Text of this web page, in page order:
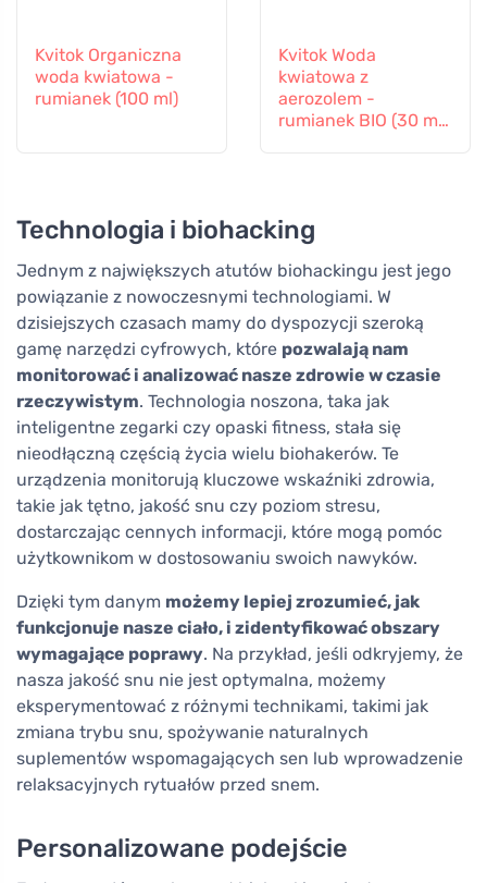
Kvitok Organiczna
woda kwiatowa -
rumianek (100 ml)
Kvitok Woda
kwiatowa z
aerozolem -
rumianek BIO (30 ml)
Technologia i biohacking
Jednym z największych atutów biohackingu jest jego
powiązanie z nowoczesnymi technologiami. W
dzisiejszych czasach mamy do dyspozycji szeroką
gamę narzędzi cyfrowych, które pozwalają nam
monitorować i analizować nasze zdrowie w czasie
rzeczywistym. Technologia noszona, taka jak
inteligentne zegarki czy opaski fitness, stała się
nieodłączną częścią życia wielu biohakerów. Te
urządzenia monitorują kluczowe wskaźniki zdrowia,
takie jak tętno, jakość snu czy poziom stresu,
dostarczając cennych informacji, które mogą pomóc
użytkownikom w dostosowaniu swoich nawyków.
Dzięki tym danym możemy lepiej zrozumieć, jak
funkcjonuje nasze ciało, i zidentyfikować obszary
wymagające poprawy. Na przykład, jeśli odkryjemy, że
nasza jakość snu nie jest optymalna, możemy
eksperymentować z różnymi technikami, takimi jak
zmiana trybu snu, spożywanie naturalnych
suplementów wspomagających sen lub wprowadzenie
relaksacyjnych rytuałów przed snem.
Personalizowane podejście